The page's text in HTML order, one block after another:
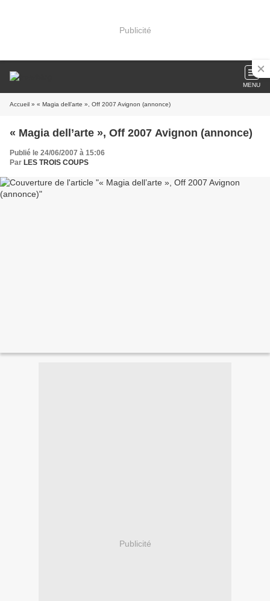
Publicité
MENU
Accueil » « Magia dell’arte », Off 2007 Avignon (annonce)
« Magia dell’arte », Off 2007 Avignon (annonce)
Publié le 24/06/2007 à 15:06
Par LES TROIS COUPS
Publicité